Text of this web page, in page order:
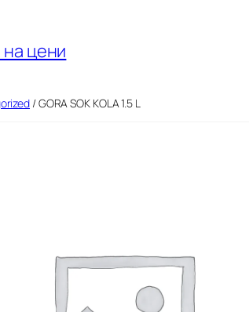
цени
/ GORA SOK KOLA 1.5 L